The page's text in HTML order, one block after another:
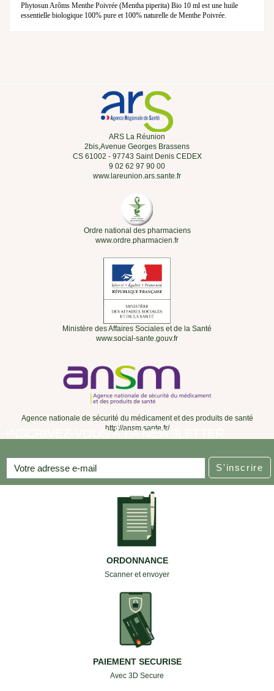
Phytosun Arôms Menthe Poivrée (Mentha piperita) Bio 10 ml est une huile
essentielle biologique 100% pure et 100% naturelle de Menthe Poivrée.
ARS La Réunion
2bis,Avenue Georges Brassens
CS 61002 - 97743 Saint Denis CEDEX
9 02 62 97 90 00
www.lareunion.ars.sante.fr
Ordre national des pharmaciens
www.ordre.pharmacien.fr
Ministère des Affaires Sociales et de la Santé
www.social-sante.gouv.fr
Agence nationale de sécurité du médicament et des produits de santé
http://ansm.sante.fr/
INSCRIVEZ-VOUS À LA NEWSLETTER
S'inscrire
ORDONNANCE
Scanner et envoyer
PAIEMENT SECURISE
Avec 3D Secure